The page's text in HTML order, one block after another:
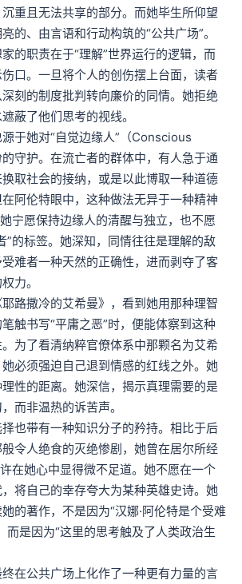
重且无法共享的部分。而她毕生所仰望
的、由言语和行动构筑的“公共广场”。
的职责在于“理解”世界运行的逻辑，而
口。一旦将个人的创伤摆上台面，读者
刻的制度批判转向廉价的同情。她拒绝
蔽了他们思考的视线。
于她对“自觉边缘人”（Conscious
守护。在流亡者的群体中，有人急于通
取社会的接纳，或是以此博取一种道德
在阿伦特眼中，这种做法无异于一种精神
她宁愿保持边缘人的清醒与独立，也不愿
”的标签。她深知，同情往往是理解的敌
难者一种天然的正确性，进而剥夺了客
力。
路撒冷的艾希曼》，看到她用那种理智
触书写“平庸之恶”时，便能体察到这种
为了看清纳粹官僚体系中那颗名为艾希
必须强迫自己退到情感的红线之外。她
性的距离。她深信，揭示真理需要的是
而非温热的诉苦声。
也带有一种知识分子的矜持。相比于后
令人绝食的灭绝惨剧，她曾在居尔所经
在她心中显得微不足道。她不愿在一个
将自己的幸存夸大为某种英雄史诗。她
的著作，不是因为“汉娜·阿伦特是个受难
而是因为“这里的思考触及了人类政治生
在公共广场上化作了一种更有力量的言